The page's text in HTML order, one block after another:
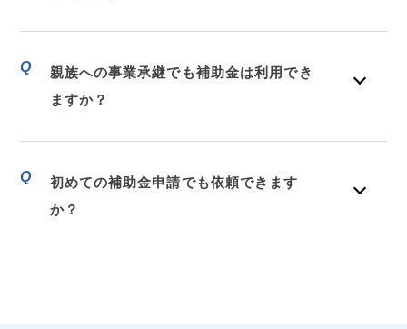
Q
親族への事業承継でも補助金は利用でき
ますか？
Q
初めての補助金申請でも依頼できます
か？